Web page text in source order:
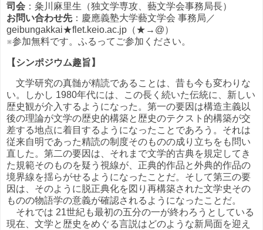
司会 ：粂川麻里生（独文学専攻、藝文学会事務局長）
お問い合わせ先：慶應義塾大学藝文学会 事務局／
geibungakkai★flet.keio.ac.jp（★→@）
※参加無料です。ふるってご参加ください。
【シンポジウム趣旨】
文学研究の真髄が精読であることは、昔も今も変わりな
い。しかし 1980年代には、この長く続いた伝統に、新しい
歴史観が介入するようになった。第一の要因は構造主義以
後の理論が文学の歴史的構築と歴史のテクスト的構築が交
差する地点に着目するようになったことであろう。それは
従来自明であった精読の制度そのものの成り立ちをも問い
直した。第二の要因は、それまで文学的古典を規定してき
た規範そのものを疑う視線が、正典的作品と外典的作品の
境界線を揺らがせるようになったことだ。そして第三の要
因は、そのように脱正典化を図り再構築された文学史その
ものの物語学の意義が確認されるようになったことだ。
それでは 21世紀も最初の五分の一が終わろうとしている
現在、文学と歴史をめぐる言説はどのような新局面を迎え